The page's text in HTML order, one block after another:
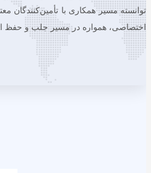
توانسته مسیر همکاری با تأمین‌کنندگان
اختصاصی، همواره در مسیر جلب و حفظ